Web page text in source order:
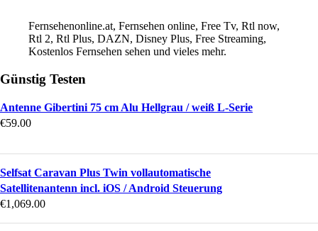
Fernsehenonline.at, Fernsehen online, Free Tv, Rtl now,
Rtl 2, Rtl Plus, DAZN, Disney Plus, Free Streaming,
Kostenlos Fernsehen sehen und vieles mehr.
Günstig Testen
Antenne Gibertini 75 cm Alu Hellgrau / weiß L-Serie
€59.00
Selfsat Caravan Plus Twin vollautomatische
Satellitenantenn incl. iOS / Android Steuerung
€1,069.00